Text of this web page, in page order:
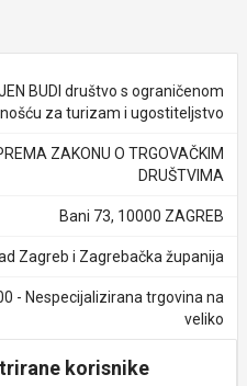
BUDI društvo s ograničenom
za turizam i ugostiteljstvo
ZAKONU O TRGOVAČKIM
DRUŠTVIMA
Bani 73, 10000 ZAGREB
Zagreb i Zagrebačka županija
- Nespecijalizirana trgovina na
veliko
korisnike